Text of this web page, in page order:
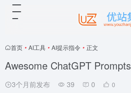
首页 • AI工具 • AI提示指令 • 正文
Awesome ChatGPT Prompts
3个月前发布 39 0 0